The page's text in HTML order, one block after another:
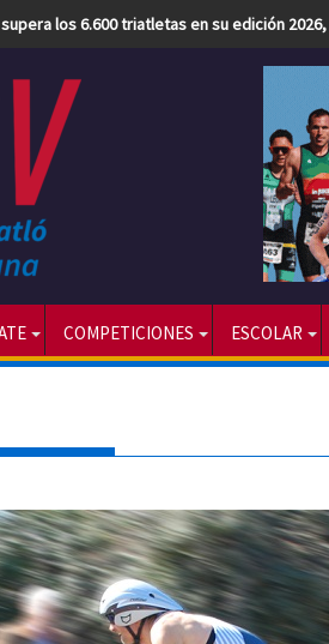
los 6.600 triatletas en su edición 2026,
COMPETICIONES ESCOLAR